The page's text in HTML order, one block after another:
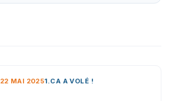
22 MAI 20251.CA A VOLÉ !